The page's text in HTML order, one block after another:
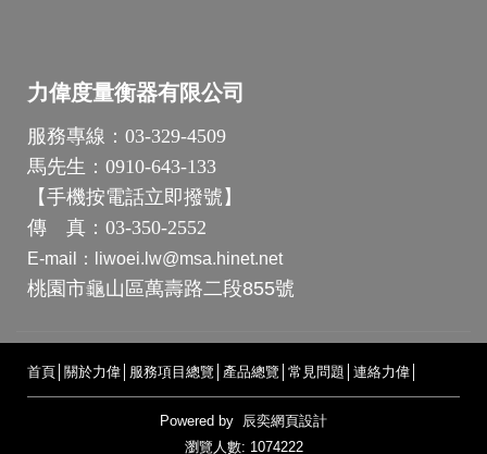
力偉度量衡器有限公司
服務專線： 03-329-4509
馬先生： 0910-643-133
【手機按電話立即撥號 】
傳 真： 03-350-2552
E-mail： liwoei.lw@msa.hinet.net
桃園市龜山區萬壽路二段855號
首頁 關於力偉 服務項目總覽 產品總覽 常見問題 連絡力偉
Powered by 辰奕網頁設計
瀏覽人數: 1074222